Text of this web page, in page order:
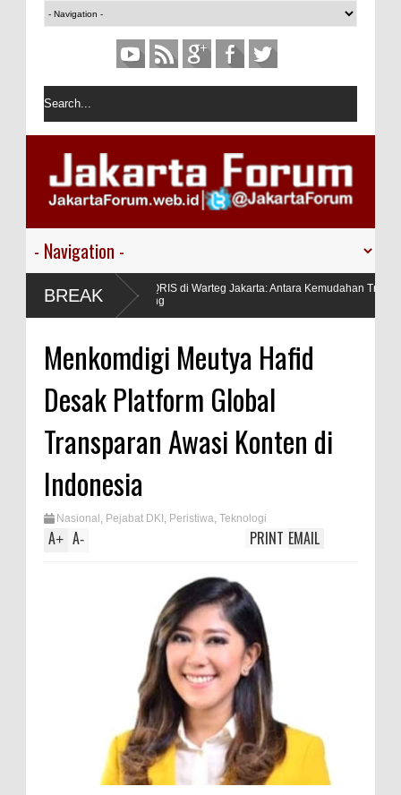
BREAKDilema QRIS di Warteg Jakarta: Antara Kemudahan Transaksi
Pedagang
Menkomdigi Meutya Hafid
Desak Platform Global
Transparan Awasi Konten di
Indonesia
Nasional , Pejabat DKI , Peristiwa, Teknologi
A+ A- EMAIL
PRINT